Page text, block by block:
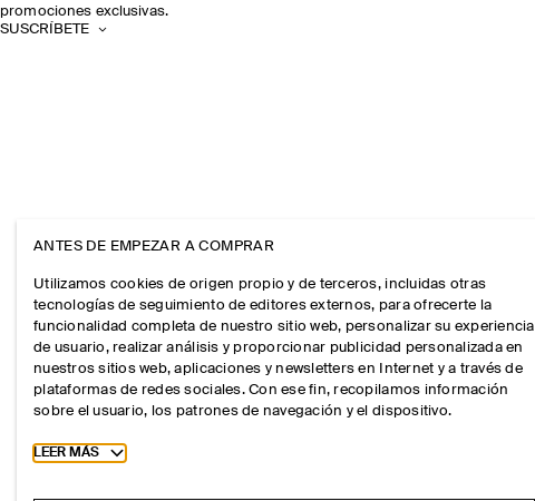
promociones exclusivas.
SUSCRÍBETE
ANTES DE EMPEZAR A COMPRAR
Utilizamos cookies de origen propio y de terceros, incluidas otras
tecnologías de seguimiento de editores externos, para ofrecerte la
funcionalidad completa de nuestro sitio web, personalizar su experiencia
de usuario, realizar análisis y proporcionar publicidad personalizada en
nuestros sitios web, aplicaciones y newsletters en Internet y a través de
plataformas de redes sociales. Con ese fin, recopilamos información
sobre el usuario, los patrones de navegación y el dispositivo.
Toggle more cookie information
LEER MÁS